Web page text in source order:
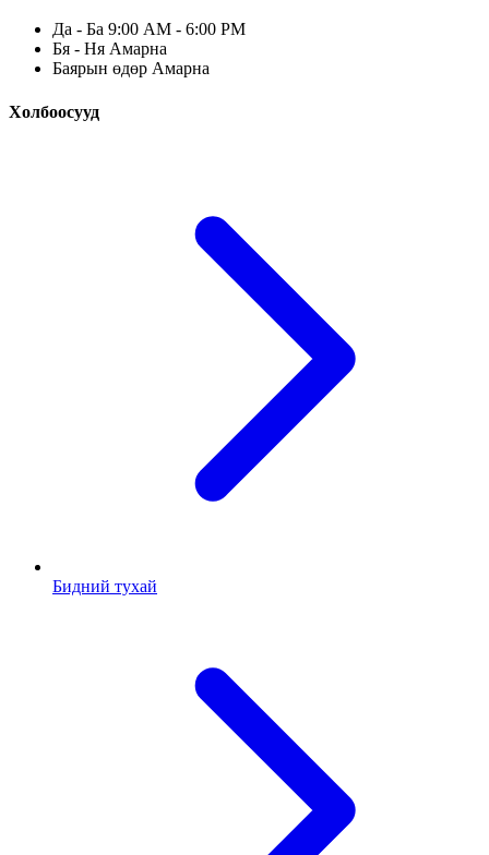
Да - Ба 9:00 AM - 6:00 PM
Бя - Ня Амарна
Баярын өдөр Амарна
Холбоосууд
Бидний тухай